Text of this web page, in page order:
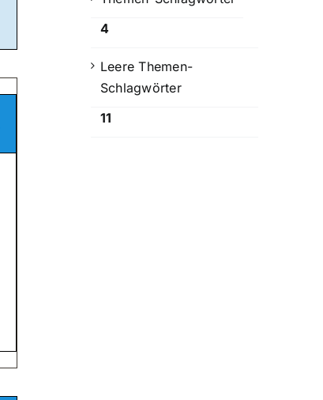
4
Leere Themen-
Schlagwörter
11